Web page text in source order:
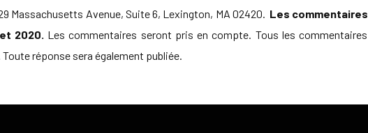
Massachusetts Avenue, Suite 6, Lexington, MA 02420. Les
2020. Les commentaires seront pris en compte. Tous les
réponse sera également publiée.